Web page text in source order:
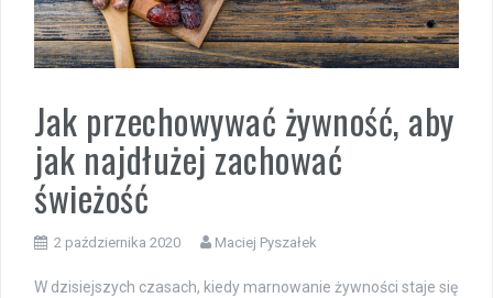
Jak przechowywać żywność, aby
jak najdłużej zachować
świeżość
2 października 2020 Maciej Pyszałek
W dzisiejszych czasach, kiedy marnowanie żywności staje się